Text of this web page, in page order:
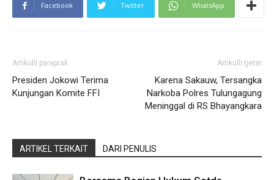
Facebook Twitter WhatsApp
Artikulli paraprak
Presiden Jokowi Terima
Kunjungan Komite FFI
Artikulli tjetër
Karena Sakauw, Tersangka
Narkoba Polres Tulungagung
Meninggal di RS Bhayangkara
ARTIKEL TERKAIT DARI PENULIS